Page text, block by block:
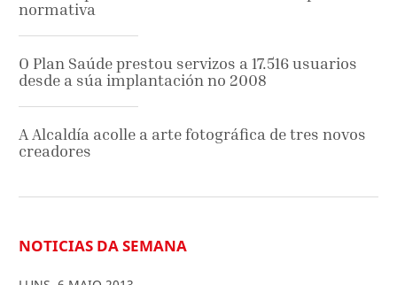
normativa
O Plan Saúde prestou servizos a 17.516 usuarios
desde a súa implantación no 2008
A Alcaldía acolle a arte fotográfica de tres novos
creadores
NOTICIAS DA SEMANA